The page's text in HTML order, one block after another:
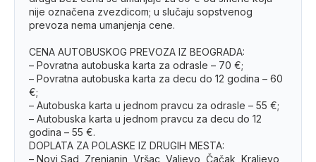
nije označena zvezdicom; u slučaju sopstvenog
prevoza nema umanjenja cene.
CENA AUTOBUSKOG PREVOZA IZ BEOGRADA:
– Povratna autobuska karta za odrasle – 70 €;
– Povratna autobuska karta za decu do 12 godina – 60
€;
– Autobuska karta u jednom pravcu za odrasle – 55 €;
– Autobuska karta u jednom pravcu za decu do 12
godina – 55 €.
DOPLATA ZA POLASKE IZ DRUGIH MESTA:
– Novi Sad, Zrenjanin, Vršac, Valjevo, Čačak, Kraljevo,